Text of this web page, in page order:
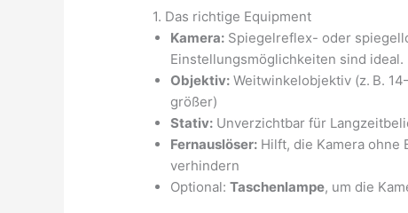
1. Das richtige Equipment
Kamera: Spiegelreflex- oder
Einstellungsmöglichkeiten sind ideal.
Objektiv: Weitwinkelobjektiv (z. B.
größer)
Stativ: Unverzichtbar für
Fernauslöser: Hilft, die Kamera ohne
verhindern
Optional:Taschenlampe, um die